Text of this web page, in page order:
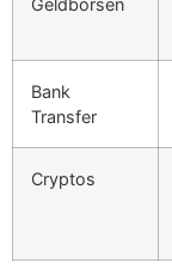
Bank
Transfer
Cryptos